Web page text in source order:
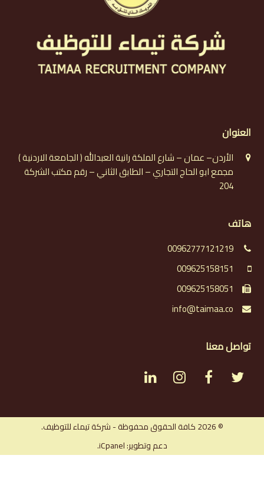
العنوان
الأردن– عمان – شارع الملكة رانية العبدالله ( الجامعة الاردنية )
مجمع ابو الحاج التجاري – الطابق الثاني – رقم مكتب الشركة
204
هاتف
00962777121219
009625158151
009625158051
info@taimaa.co
تواصل معنا
t
c
e
I
s
t
L
n
k
© 2026 كافة الحقوق محفوظة - شركة تيماء للتوظيف.
دعم وتطوير: iCpanel.